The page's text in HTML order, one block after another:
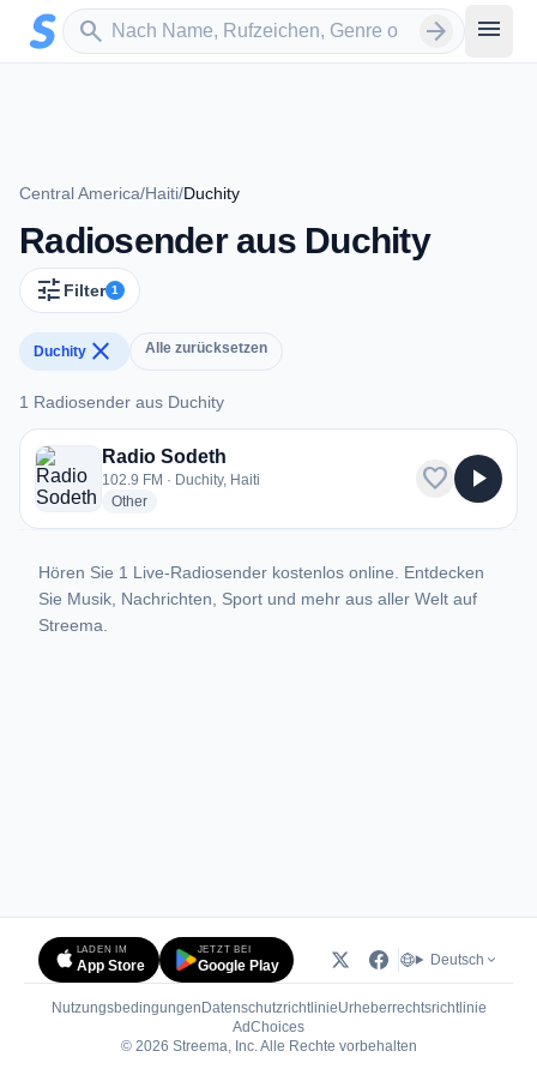
Zum Hauptinhalt springen
search
Sender suchen arrow_forward menu
Central America/Haiti/Duchity
Radiosender aus Duchity
tune Filter 1
Duchity close Alle zurücksetzen
1 Radiosender aus Duchity
1 Radiosender aus Duchity
Radio Sodeth
102.9 FM · Duchity, Haiti
Otherradio stations
favorite play_arrow
Hören Sie 1 Live-Radiosender kostenlos online. Entdecken
Sie Musik, Nachrichten, Sport und mehr aus aller Welt auf
Streema.
LADEN IM
App Store
JETZT BEI
Google Play Deutsch
Nutzungsbedingungen DatenschutzrichtlinieUrheberrechtsrichtlinie
AdChoices(öffnet in neuem Tab)
© 2026 Streema, Inc. Alle Rechte vorbehalten